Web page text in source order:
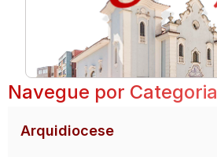
Navegue por Categoria
Arquidiocese